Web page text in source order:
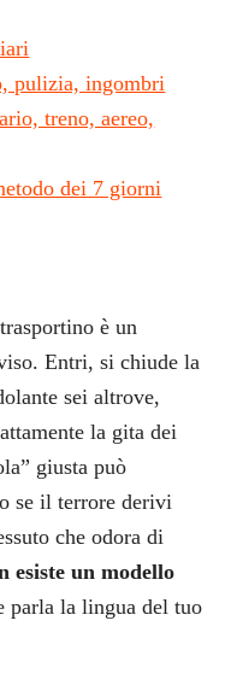
pulizia, ingombri
treno, aereo,
dei 7 giorni
è un
Entri, si chiude la
sei altrove,
la gita dei
giusta può
se il terrore derivi
che odora di
esiste un modello
parla la lingua del tuo